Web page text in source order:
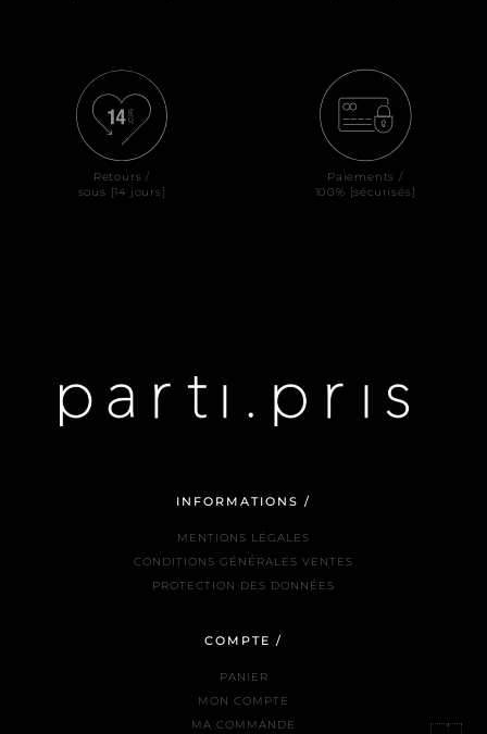
Retours /
sous [14 jours]
Paiements /
100% [sécurisés]
INFORMATIONS /
MENTIONS LÉGALES
CONDITIONS GÉNÉRALES VENTES
PROTECTION DES DONNÉES
COMPTE /
PANIER
MON COMPTE
MA COMMANDE